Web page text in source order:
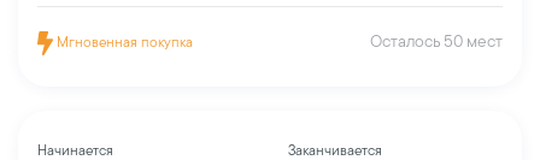
Мгновенная покупка Осталось 50 мест
Начинается
Заканчивается